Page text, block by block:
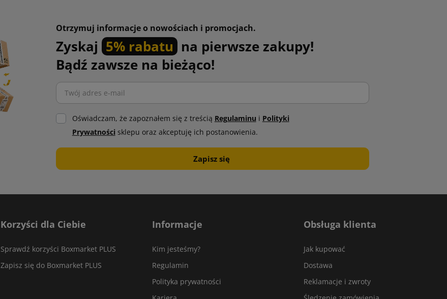
Otrzymuj informacje o nowościach i promocjach.
Zyskaj 5% rabatu na pierwsze zakupy!
Bądź zawsze na bieżąco!
Oświadczam, że zapoznałem się z treścią Regulaminu i Polityki
Prywatności sklepu oraz akceptuję ich postanowienia.
Korzyści dla Ciebie
Sprawdź korzyści Boxmarket PLUS
Zapisz się do Boxmarket PLUS
Informacje
Kim jesteśmy?
Regulamin
Polityka prywatności
Obsługa klienta
Jak kupować
Dostawa
Reklamacje i zwroty